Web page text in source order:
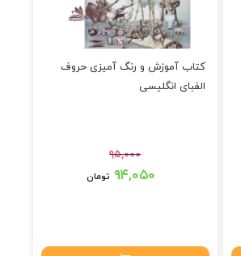
کتاب آموزش و رنگ آمیزی حروف
الفبای انگلیسی
۹۵,۰۰۰
قیمت اصلی: ۹۵,۰۰۰ تومان بود.۹۴,۰۵۰ تومان